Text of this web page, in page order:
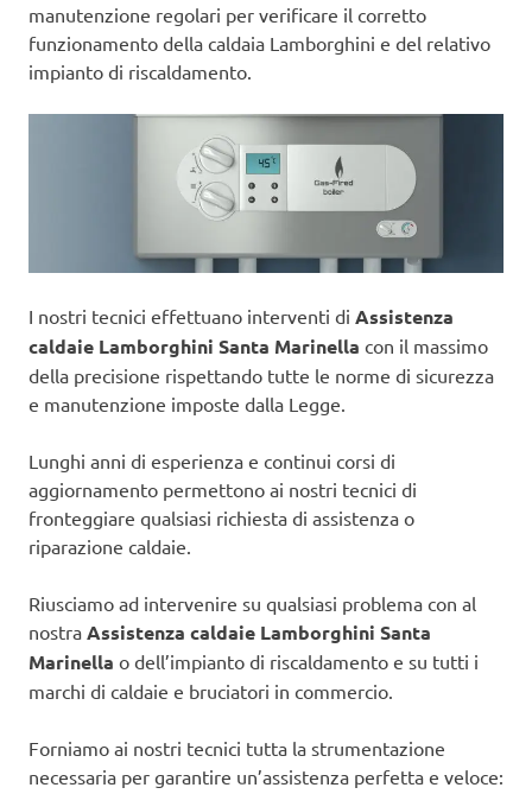
manutenzione regolari per verificare il corretto
funzionamento della caldaia Lamborghini e del relativo
impianto di riscaldamento.
I nostri tecnici effettuano interventi di Assistenza
caldaie Lamborghini Santa Marinella con il massimo
della precisione rispettando tutte le norme di sicurezza
e manutenzione imposte dalla Legge.
Lunghi anni di esperienza e continui corsi di
aggiornamento permettono ai nostri tecnici di
fronteggiare qualsiasi richiesta di assistenza o
riparazione caldaie.
Riusciamo ad intervenire su qualsiasi problema con al
nostra Assistenza caldaie Lamborghini Santa
Marinella o dell’impianto di riscaldamento e su tutti i
marchi di caldaie e bruciatori in commercio.
Forniamo ai nostri tecnici tutta la strumentazione
necessaria per garantire un’assistenza perfetta e veloce: